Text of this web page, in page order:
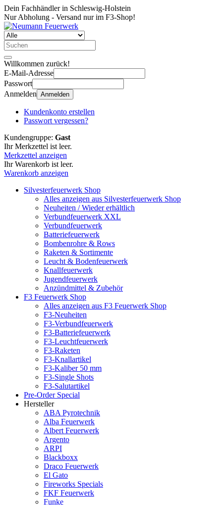
Dein Fachhändler in Schleswig-Holstein
Nur Abholung - Versand nur im F3-Shop!
Willkommen zurück!
E-Mail-Adresse
Passwort
Anmelden Anmelden
Kundenkonto erstellen
Passwort vergessen?
Kundengruppe: Gast
Ihr Merkzettel ist leer.
Merkzettel anzeigen
Ihr Warenkorb ist leer.
Warenkorb anzeigen
Silvesterfeuerwerk Shop
Alles anzeigen aus Silvesterfeuerwerk Shop
Neuheiten / Wieder erhältlich
Verbundfeuerwerk XXL
Verbundfeuerwerk
Batteriefeuerwerk
Bombenrohre & Rows
Raketen & Sortimente
Leucht & Bodenfeuerwerk
Knallfeuerwerk
Jugendfeuerwerk
Anzündmittel & Zubehör
F3 Feuerwerk Shop
Alles anzeigen aus F3 Feuerwerk Shop
F3-Neuheiten
F3-Verbundfeuerwerk
F3-Batteriefeuerwerk
F3-Leuchtfeuerwerk
F3-Raketen
F3-Knallartikel
F3-Kaliber 50 mm
F3-Single Shots
F3-Salutartikel
Pre-Order Special
Hersteller
ABA Pyrotechnik
Alba Feuerwerk
Albert Feuerwerk
Argento
ARPI
Blackboxx
Draco Feuerwerk
El Gato
Fireworks Specials
FKF Feuerwerk
Funke